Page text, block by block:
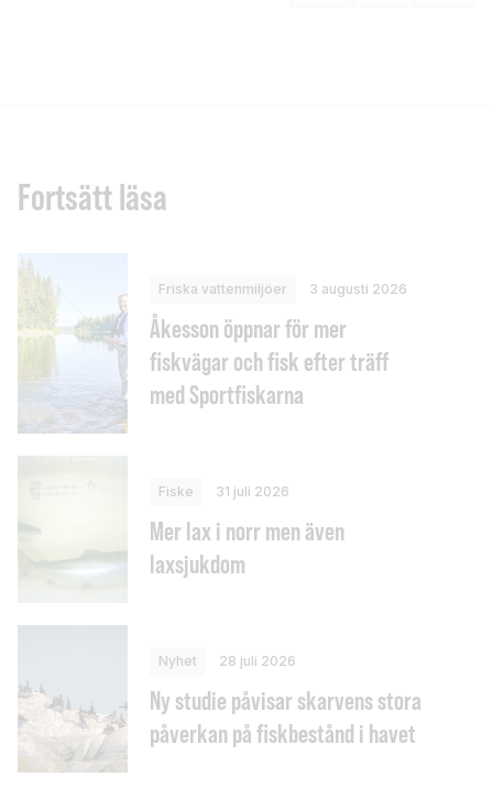
Fortsätt läsa
Friska vattenmiljöer 3 augusti 2026
Åkesson öppnar för mer
fiskvägar och fisk efter träff
med Sportfiskarna
Fiske 31 juli 2026
Mer lax i norr men även
laxsjukdom
Nyhet 28 juli 2026
Ny studie påvisar skarvens stora
påverkan på fiskbestånd i havet